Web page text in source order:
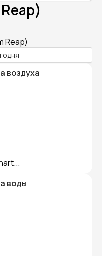
Reap)
воздуха
воды